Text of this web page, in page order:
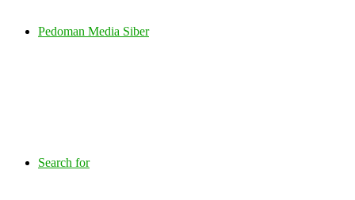
Pedoman Media Siber
Search for